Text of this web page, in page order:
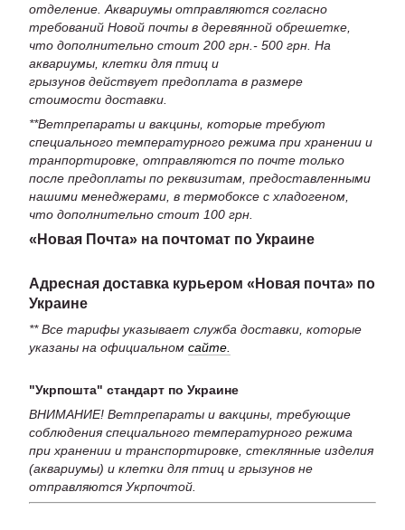
отделение. Аквариумы отправляются согласно
требований Новой почты в деревянной обрешетке,
что дополнительно стоит 200 грн.- 500 грн. На
аквариумы, клетки для птиц и
грызунов действует предоплата в размере
стоимости доставки.
**Ветпрепараты и вакцины, которые требуют
специального температурного режима при хранении и
транпортировке, отправляются по почте только
после предоплаты по реквизитам, предоставленными
нашими менеджерами, в термобоксе с хладогеном,
что дополнительно стоит 100 грн.
«Новая Почта» на почтомат по Украине
Адресная доставка курьером «Новая почта» по
Украине
** Все тарифы указывает служба доставки, которые
указаны на официальном сайте.
"Укрпошта" стандарт по Украине
ВНИМАНИЕ! Ветпрепараты и вакцины, требующие
соблюдения специального температурного режима
при хранении и транспортировке, стеклянные изделия
(аквариумы) и клетки для птиц и грызунов не
отправляются Укрпочтой.